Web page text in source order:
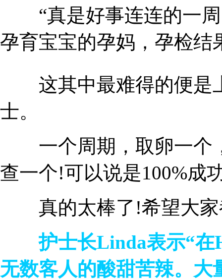
“真是好事连连的一周
孕育宝宝的孕妈，孕检结
这其中最难得的便是
士。
一个周期，取卵一个
查一个!可以说是100%成
真的太棒了!希望大家
护士长Linda表示“在
无数客人的酸甜苦辣。